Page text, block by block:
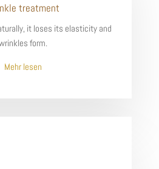
treatment
it loses its elasticity and
form.
Mehr lesen